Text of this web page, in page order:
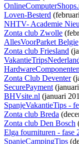
Loven-Besterd
NHTV- Academie
Zonta club Zwolle
AllesVoorParket Belgie
Zonta club Friesland
Zonta Club Deventer
SecurePayment
BHVsite.nl (januari
SpanjeVakantieTips -
Zonta club Breda
Zonta club Den Bosch
Elga fournituren - fase
SpanjeCampingTips